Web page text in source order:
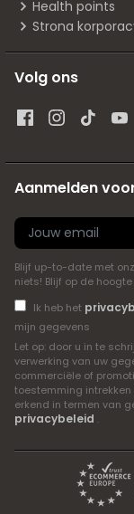
Health points
Strona
Volg ons
Aanmelden
Blijf up-to-date met
niets! Blijf op de
Ik heb het
mijn gegevens
Let op: door u in te
verwerking van uw
commerciële of
toestemming
erkend in termen van
privacybeleid .